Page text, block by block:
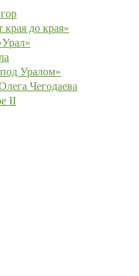
до края»
Уралом»
Чегодаева
II